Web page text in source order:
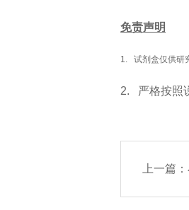
免责声明
1. 试剂盒仅供研
2. 严格按照
上一篇：